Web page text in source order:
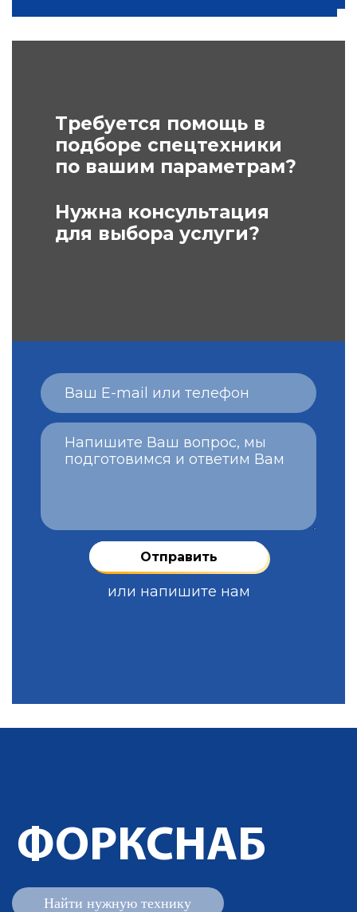
Требуется помощь в
подборе спецтехники
по вашим параметрам?
Нужна консультация
для выбора услуги?
или напишите нам
ФОРКСНАБ